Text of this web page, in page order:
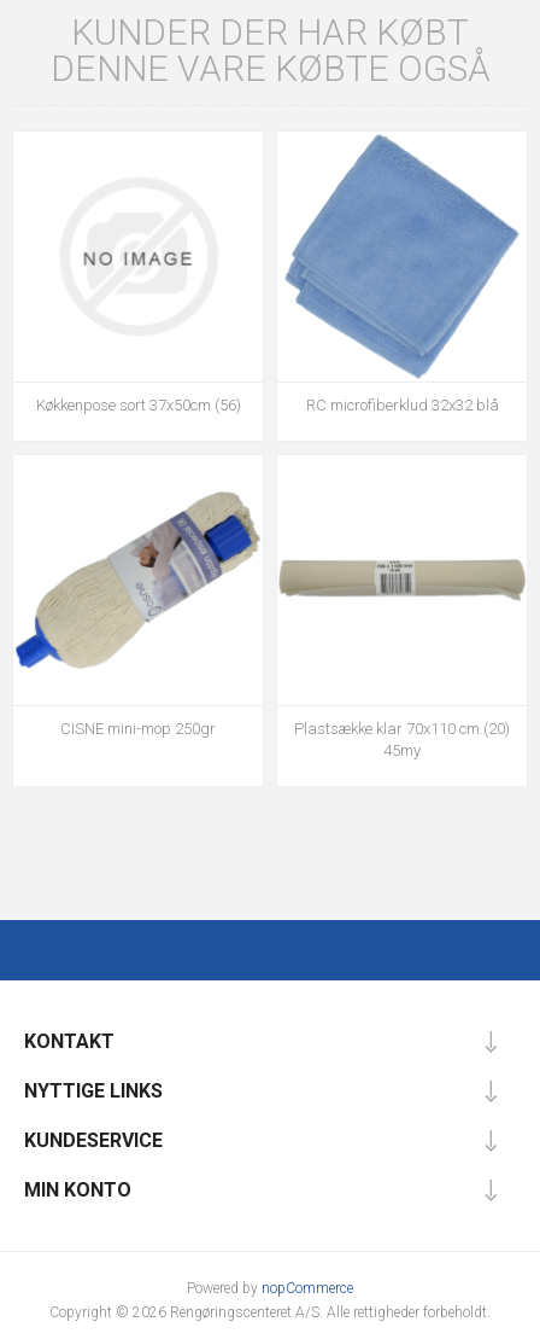
KUNDER DER HAR KØBT
DENNE VARE KØBTE OGSÅ
Køkkenpose sort 37x50cm (56) RC microfiberklud 32x32 blå
CISNE mini-mop 250gr
Plastsække klar 70x110 cm.(20)
45my
KONTAKT
NYTTIGE LINKS
KUNDESERVICE
MIN KONTO
Powered by nopCommerce
Copyright © 2026 Rengøringscenteret A/S. Alle rettigheder forbeholdt.